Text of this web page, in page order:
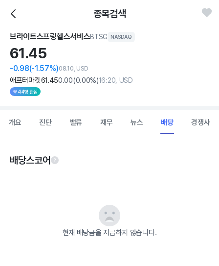
종목검색
브라이트스프링헬스서비스BTSG NASDAQ
61.45
-0.98(-1.57%)08.10, USD
애프터마켓61.450.00(0.00%)16:20, USD
44명 관심
개요 진단 밸류 재무 뉴스 배당 경쟁사
배당스코어
현재 배당금을 지급하지 않습니다.